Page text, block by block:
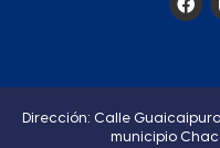
Dirección: Calle
municipio